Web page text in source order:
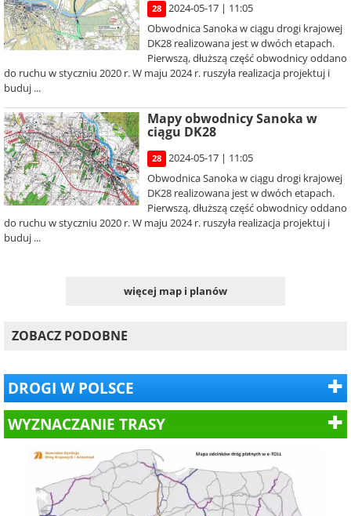
28
2024-05-17 | 11:05
Obwodnica Sanoka w ciągu drogi krajowej
DK28 realizowana jest w dwóch etapach.
Pierwszą, dłuższą część obwodnicy oddano
do ruchu w styczniu 2020 r. W maju 2024 r. ruszyła realizacja projektuj i
buduj ...
Mapy obwodnicy Sanoka w
ciągu DK28
28
2024-05-17 | 11:05
Obwodnica Sanoka w ciągu drogi krajowej
DK28 realizowana jest w dwóch etapach.
Pierwszą, dłuższą część obwodnicy oddano
do ruchu w styczniu 2020 r. W maju 2024 r. ruszyła realizacja projektuj i
buduj ...
więcej map i planów
ZOBACZ PODOBNE
DROGI W POLSCE
WYZNACZANIE TRASY